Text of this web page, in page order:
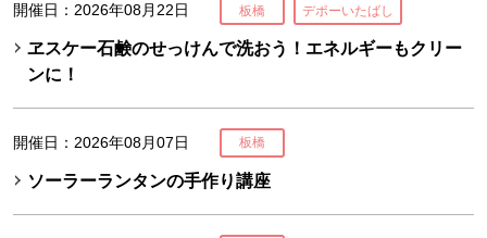
開催日：2026年08月22日 板橋 デポーいたばし
ヱスケー石鹸のせっけんで洗おう！エネルギーもクリー
ンに！
開催日：2026年08月07日 板橋
ソーラーランタンの手作り講座